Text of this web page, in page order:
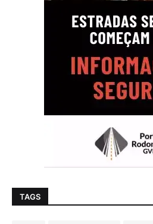
TAGS